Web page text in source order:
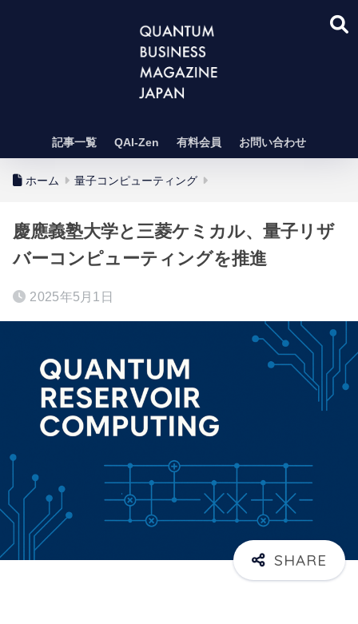
記事一覧 QAI-Zen 有料会員 お問い合わせ
ホーム 量子コンピューティング
慶應義塾大学と三菱ケミカル、量子リザ
バーコンピューティングを推進
2025年5月1日